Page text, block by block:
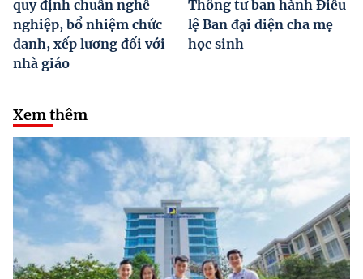
quy định chuẩn nghề
nghiệp, bổ nhiệm chức
danh, xếp lương đối với
nhà giáo
Thông tư ban hành Điều
lệ Ban đại diện cha mẹ
học sinh
Xem thêm